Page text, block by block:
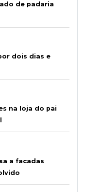
de padaria
dois dias e
na loja do pai
a facadas